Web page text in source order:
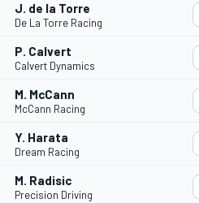
J. de la Torre
De La Torre Racing
P. Calvert
Calvert Dynamics
M. McCann
McCann Racing
Y. Harata
Dream Racing
M. Radisic
Precision Driving